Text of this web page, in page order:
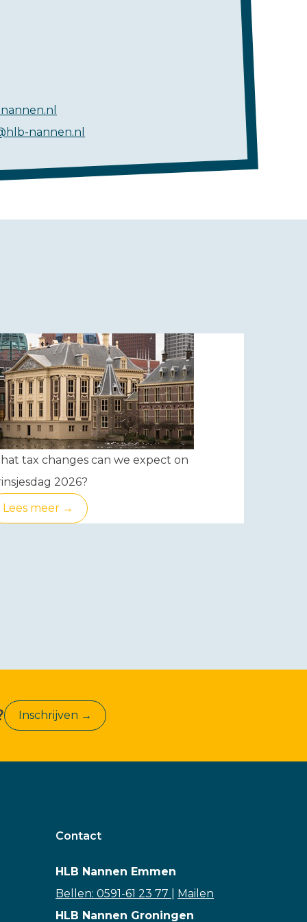
nannen.nl
tax changes can we expect on
2026?
Lees meer →
Inschrijven →
Contact
HLB Nannen Emmen
Bellen: 0591-61 23 77
Mailen
HLB Nannen Groningen